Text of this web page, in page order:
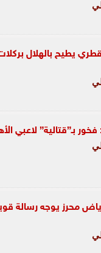
يطيح بالهلال
بـ”قتالية” لاعبي
محرز يوجه رسالة